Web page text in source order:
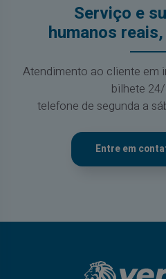
Serviço e
humanos
Atendimento ao cliente em
bilhete
telefone de segunda a
Entre em